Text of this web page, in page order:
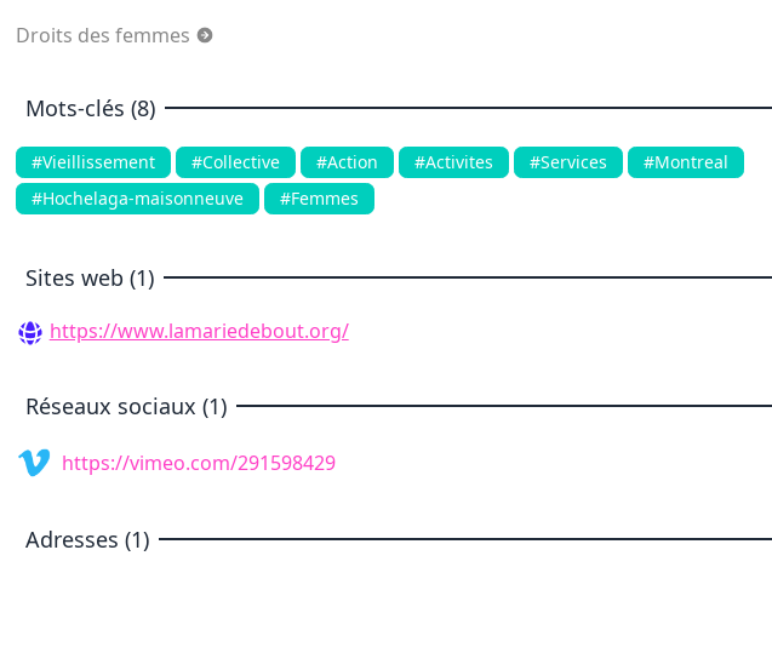
Droits des femmes
Mots-clés (8)
#Vieillissement #Collective #Action #Activites #Services
#Montreal
#Hochelaga-maisonneuve
#Femmes
Sites web (1)
https://www.lamariedebout.org/
Réseaux sociaux (1)
https://vimeo.com/291598429
Adresses (1)